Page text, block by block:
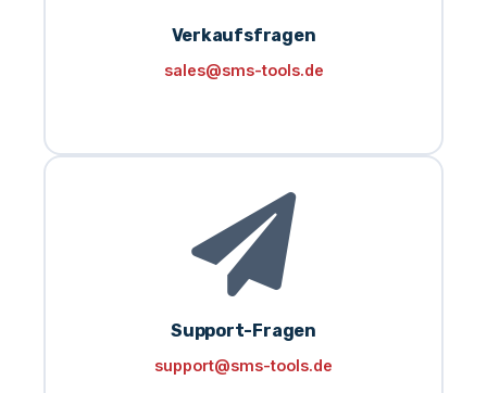
Verkaufsfragen
sales@sms-tools.de
Support-Fragen
support@sms-tools.de